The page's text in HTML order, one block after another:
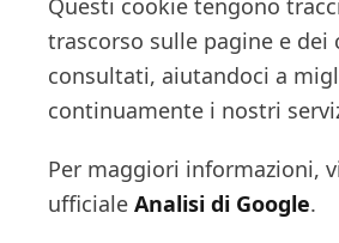
Questi cookie tengono
trascorso sulle pagine e
consultati, aiutandoci a
continuamente i nostri
Per maggiori informazioni,
ufficiale Analisi di Google.